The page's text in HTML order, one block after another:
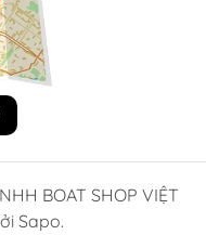
BOAT SHOP VIỆT
Sapo.